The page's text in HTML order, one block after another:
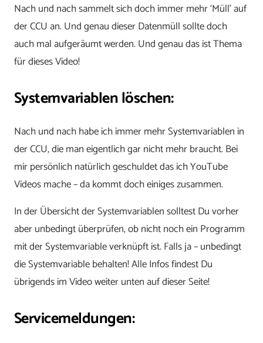
Nach und nach sammelt sich doch immer mehr ‘Müll’ auf
der CCU an. Und genau dieser Datenmüll sollte doch
auch mal aufgeräumt werden. Und genau das ist Thema
für dieses Video!
Systemvariablen löschen:
Nach und nach habe ich immer mehr Systemvariablen in
der CCU, die man eigentlich gar nicht mehr braucht. Bei
mir persönlich natürlich geschuldet das ich YouTube
Videos mache – da kommt doch einiges zusammen.
In der Übersicht der Systemvariablen solltest Du vorher
aber unbedingt überprüfen, ob nicht noch ein Programm
mit der Systemvariable verknüpft ist. Falls ja – unbedingt
die Systemvariable behalten! Alle Infos findest Du
übrigends im Video weiter unten auf dieser Seite!
Servicemeldungen: